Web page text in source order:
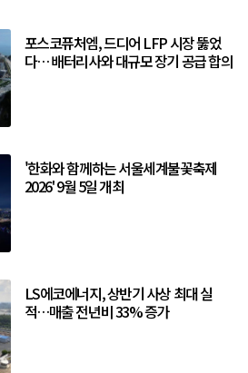
포스코퓨처엠, 드디어 LFP 시장 뚫었
다… 배터리사와 대규모 장기 공급 합의
'한화와 함께하는 서울세계불꽃축제
2026' 9월 5일 개최
LS에코에너지, 상반기 사상 최대 실
적…매출 전년비 33% 증가